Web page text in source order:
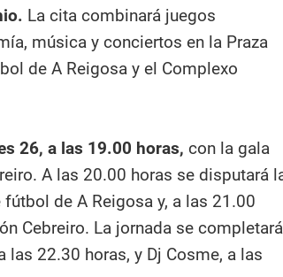
La cita combinará juegos
música y conciertos en la Praza
de A Reigosa y el Complexo
26, a las 19.00 horas, con la gala
A las 20.00 horas se disputará
de A Reigosa y, a las 21.00
Cebreiro. La jornada se completará
las 22.30 horas, y Dj Cosme, a las